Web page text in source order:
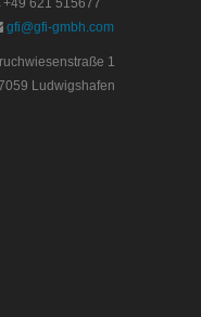
+49 621 515677
gfi@gfi-gmbh.com
1
Ludwigshafen